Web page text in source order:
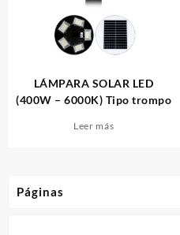
LÁMPARA SOLAR LED
(400W – 6000K) Tipo trompo
Leer más
Páginas